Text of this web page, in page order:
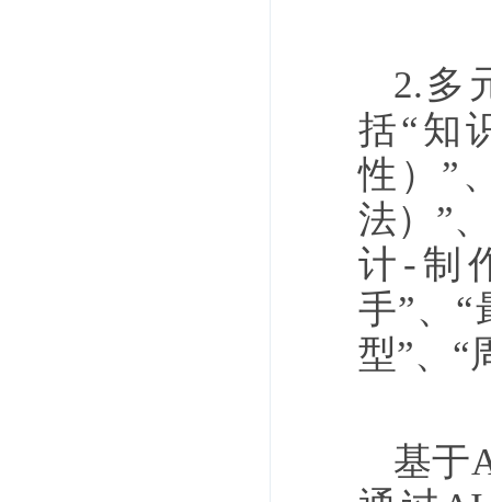
2.多
括“知
性）”
法）”
计-制
手”、“
型”、“
基于